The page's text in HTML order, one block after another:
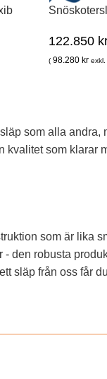
122.850
( 98.280 krexkl.
som alla andra,
kvalitet som klarar
som är lika
den robusta
släp från oss får